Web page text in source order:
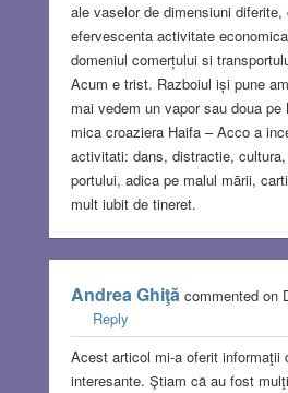
ale vaselor de dimensiuni diferite,
efervescenta activitate
domeniul comerțului si
Acum e trist. Razboiul iși pune
mai vedem un vapor sau doua
mica croaziera Haifa – Acco a
activitati: dans, distractie,
portului, adica pe malul mārii,
mult iubit de tineret.
Andrea Ghiţăcommented on
Reply
Acest articol mi-a oferit informaţii
interesante. Ştiam că au fost